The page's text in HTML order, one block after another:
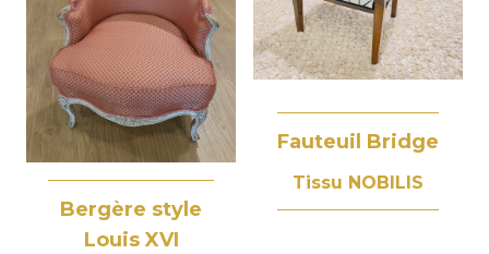
Fauteuil Bridge
Tissu NOBILIS
Bergère style
Louis XVI